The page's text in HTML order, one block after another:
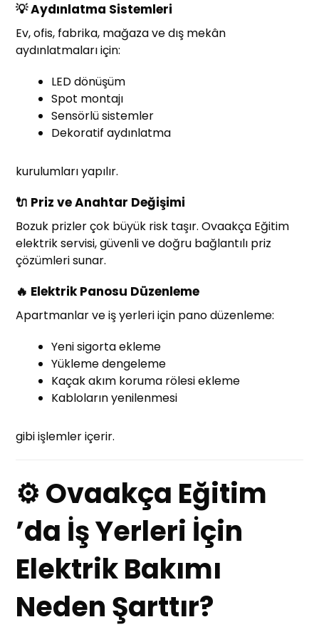
💡 Aydınlatma Sistemleri
Ev, ofis, fabrika, mağaza ve dış mekân
aydınlatmaları için:
LED dönüşüm
Spot montajı
Sensörlü sistemler
Dekoratif aydınlatma
kurulumları yapılır.
🔌 Priz ve Anahtar Değişimi
Bozuk prizler çok büyük risk taşır. Ovaakça Eğitim
elektrik servisi, güvenli ve doğru bağlantılı priz
çözümleri sunar.
🔥 Elektrik Panosu Düzenleme
Apartmanlar ve iş yerleri için pano düzenleme:
Yeni sigorta ekleme
Yükleme dengeleme
Kaçak akım koruma rölesi ekleme
Kabloların yenilenmesi
gibi işlemler içerir.
⚙ Ovaakça Eğitim
’da İş Yerleri İçin
Elektrik Bakımı
Neden Şarttır?